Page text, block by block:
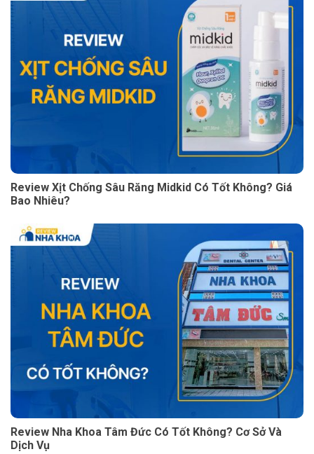
Review Xịt Chống Sâu Răng Midkid Có Tốt Không? Giá
Bao Nhiêu?
Review Nha Khoa Tâm Đức Có Tốt Không? Cơ Sở Và
Dịch Vụ